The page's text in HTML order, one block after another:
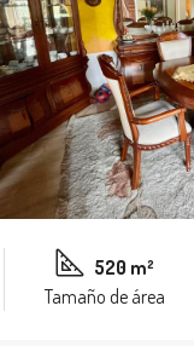
520 m²
Tamaño de área